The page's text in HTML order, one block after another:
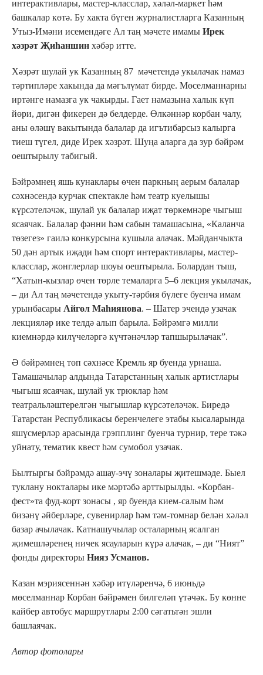
интерактивлары, мастер-класслар, хәләл-маркет һәм
башкалар көтә. Бу хакта бүген журналистларга Казанның
Утыз-Имәни исемендәге Ал таң мәчете имамы Ирек
хәзрәт Җиһаншин хәбәр итте.
Хәзрәт шулай ук Казанның 87 мәчетендә укылачак намаз
тәртипләре хакында да мәгълүмат бирде. Мөселманнарны
иртәнге намазга ук чакырды. Гает намазына халык күп
йөри, дигән фикерен дә белдерде. Өлкәннәр корбан чалу,
аны өләшү вакытында балалар да игътибарсыз калырга
тиеш түгел, диде Ирек хәзрәт. Шуңа аларга да зур бәйрәм
оештырылу табигый.
Бәйрәмнең яшь кунаклары өчен паркның аерым балалар
сәхнәсендә курчак спектакле һәм театр куелышы
күрсәтеләчәк, шулай ук балалар иҗат төркемнәре чыгыш
ясаячак. Балалар фәнни һәм сабын тамашасына, «Каланча
төзегез» гаилә конкурсына кушыла алачак. Мәйданчыкта
50 дән артык иҗади һәм спорт интерактивлары, мастер-
класслар, жонглерлар шоуы оештырыла. Болардан тыш,
“Хатын-кызлар өчен төрле темаларга 5–6 лекция укылачак,
– ди Ал таң мәчетендә укыту-тәрбия бүлеге буенча имам
урынбасары Айгөл Маһиянова. – Шатер эчендә узачак
лекцияләр ике телдә алып барыла. Бәйрәмгә милли
киемнәрдә килүчеләргә күчтәнәчләр тапшырылачак”.
Ә бәйрәмнең төп сәхнәсе Кремль яр буенда урнаша.
Тамашачылар алдында Татарстанның халык артистлары
чыгыш ясаячак, шулай ук трюклар һәм
театральләштерелгән чыгышлар күрсәтеләчәк. Биредә
Татарстан Республикасы беренчелеге этабы кысаларында
яшүсмерләр арасында грэпплинг буенча турнир, тере тәкә
уйнату, тематик квест һәм сумобол узачак.
Былтыргы бәйрәмдә ашау-эчү зоналары җитешмәде. Быел
туклану нокталары ике мәртәбә арттырылды. «Корбан-
фест»та фуд-корт зонасы , яр буенда кием-салым һәм
бизәнү әйберләре, сувенирлар һәм тәм-томнар белән хәләл
базар ачылачак. Катнашучылар осталарның ясалган
җимешләренең ничек ясауларын күрә алачак, – ди “Ният”
фонды директоры Нияз Усманов.
Казан мэриясеннән хәбәр итүләренчә, 6 июньдә
мөселманнар Корбан бәйрәмен билгеләп үтәчәк. Бу көнне
кайбер автобус маршрутлары 2:00 сәгатьтән эшли
башлаячак.
Автор фотолары